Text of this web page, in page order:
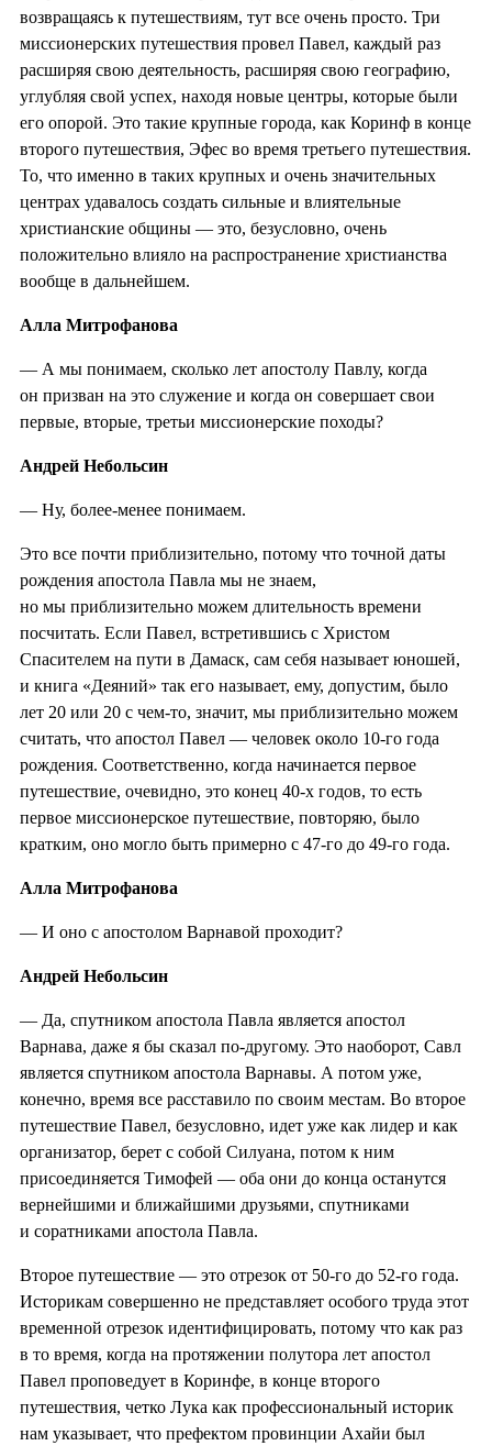
возвращаясь к путешествиям, тут все очень просто. Три
миссионерских путешествия провел Павел, каждый раз
расширяя свою деятельность, расширяя свою географию,
углубляя свой успех, находя новые центры, которые были
его опорой. Это такие крупные города, как Коринф в конце
второго путешествия, Эфес во время третьего путешествия.
То, что именно в таких крупных и очень значительных
центрах удавалось создать сильные и влиятельные
христианские общины — это, безусловно, очень
положительно влияло на распространение христианства
вообще в дальнейшем.
Алла Митрофанова
— А мы понимаем, сколько лет апостолу Павлу, когда
он призван на это служение и когда он совершает свои
первые, вторые, третьи миссионерские походы?
Андрей Небольсин
— Ну, более-менее понимаем.
Это все почти приблизительно, потому что точной даты
рождения апостола Павла мы не знаем,
но мы приблизительно можем длительность времени
посчитать. Если Павел, встретившись с Христом
Спасителем на пути в Дамаск, сам себя называет юношей,
и книга «Деяний» так его называет, ему, допустим, было
лет 20 или 20 с чем-то, значит, мы приблизительно можем
считать, что апостол Павел — человек около 10-го года
рождения. Соответственно, когда начинается первое
путешествие, очевидно, это конец 40-х годов, то есть
первое миссионерское путешествие, повторяю, было
кратким, оно могло быть примерно с 47-го до 49-го года.
Алла Митрофанова
— И оно с апостолом Варнавой проходит?
Андрей Небольсин
— Да, спутником апостола Павла является апостол
Варнава, даже я бы сказал по-другому. Это наоборот, Савл
является спутником апостола Варнавы. А потом уже,
конечно, время все расставило по своим местам. Во второе
путешествие Павел, безусловно, идет уже как лидер и как
организатор, берет с собой Силуана, потом к ним
присоединяется Тимофей — оба они до конца останутся
вернейшими и ближайшими друзьями, спутниками
и соратниками апостола Павла.
Второе путешествие — это отрезок от 50-го до 52-го года.
Историкам совершенно не представляет особого труда этот
временной отрезок идентифицировать, потому что как раз
в то время, когда на протяжении полутора лет апостол
Павел проповедует в Коринфе, в конце второго
путешествия, четко Лука как профессиональный историк
нам указывает, что префектом провинции Ахайи был